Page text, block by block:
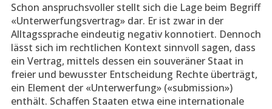
Schon anspruchsvoller stellt sich die Lage beim Begriff
«Unterwerfungsvertrag» dar. Er ist zwar in der
Alltagssprache eindeutig negativ konnotiert. Dennoch
lässt sich im rechtlichen Kontext sinnvoll sagen, dass
ein Vertrag, mittels dessen ein souveräner Staat in
freier und bewusster Entscheidung Rechte überträgt,
ein Element der «Unterwerfung» («submission»)
enthält. Schaffen Staaten etwa eine internationale